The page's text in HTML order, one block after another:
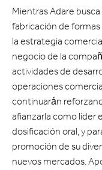
Mientras Adare
fabricación de
la estrategia
negocio de la
actividades de
operaciones
continuarán
afianzarla como líder
dosificación oral, y
promoción de su
nuevos mercados.